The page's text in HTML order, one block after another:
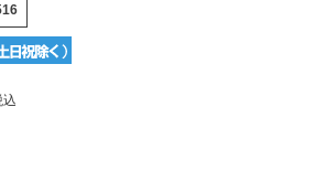
込